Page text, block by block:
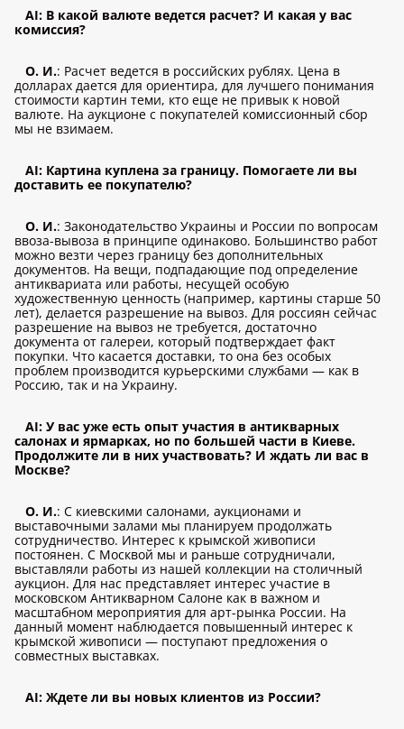
AI: В какой валюте ведется расчет? И какая у вас
комиссия?
О. И.: Расчет ведется в российских рублях. Цена в
долларах дается для ориентира, для лучшего понимания
стоимости картин теми, кто еще не привык к новой
валюте. На аукционе с покупателей комиссионный сбор
мы не взимаем.
AI: Картина куплена за границу. Помогаете ли вы
доставить ее покупателю?
О. И.: Законодательство Украины и России по вопросам
ввоза-вывоза в принципе одинаково. Большинство работ
можно везти через границу без дополнительных
документов. На вещи, подпадающие под определение
антиквариата или работы, несущей особую
художественную ценность (например, картины старше 50
лет), делается разрешение на вывоз. Для россиян сейчас
разрешение на вывоз не требуется, достаточно
документа от галереи, который подтверждает факт
покупки. Что касается доставки, то она без особых
проблем производится курьерскими службами — как в
Россию, так и на Украину.
AI: У вас уже есть опыт участия в антикварных
салонах и ярмарках, но по большей части в Киеве.
Продолжите ли в них участвовать? И ждать ли вас в
Москве?
О. И.: С киевскими салонами, аукционами и
выставочными залами мы планируем продолжать
сотрудничество. Интерес к крымской живописи
постоянен. С Москвой мы и раньше сотрудничали,
выставляли работы из нашей коллекции на столичный
аукцион. Для нас представляет интерес участие в
московском Антикварном Салоне как в важном и
масштабном мероприятия для арт-рынка России. На
данный момент наблюдается повышенный интерес к
крымской живописи — поступают предложения о
совместных выставках.
AI: Ждете ли вы новых клиентов из России?